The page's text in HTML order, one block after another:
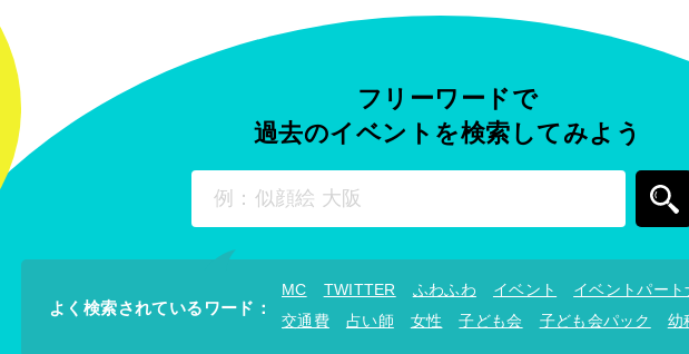
フリーワードで
過去のイベントを検索してみよう
よく検索されているワード ：
MC TWITTER ふわふわ イベント
イベントパート
交通費
占い師 女性 子ども会 子ども会パック 幼